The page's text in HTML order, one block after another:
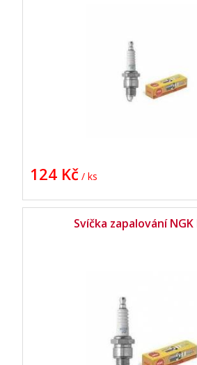
124 Kč / ks
Svíčka zapalování NGK